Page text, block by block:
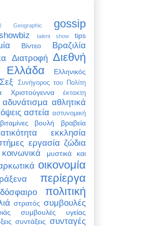
Geographic gossip
talent show
tips
Βίντεο
Βραζιλία
Διατροφή Διεθνή
Ελλάδα
Ελληνικός
Σεξ Συνήγορος του Πολίτη
Χριστούγεννα
έκτακτη
αδυνάτισμα αθλητικά
αστεία αστυνομική
βιταμίνες βουλή βραβεία
εκκλησία
εργασία ζώδια
κοινωνικά
μυστικά και
οικονομία
περίεργα
πολιτική
στρατός συμβουλές
συμβουλές υγείας
συντάξεις συνταγές